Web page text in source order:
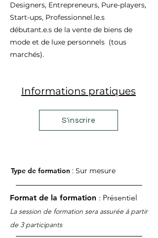
Designers, Entrepreneurs, Pure-players,
Start-ups, Professionnel.le.s
débutant.e.s de la vente de biens de
mode et de luxe personnels (tous
marchés).
Informations pratiques
S'inscrire
Type de formation : Sur mesure
Format de la formation : Présentiel
La session de formation sera assurée à partir
de 3 participants